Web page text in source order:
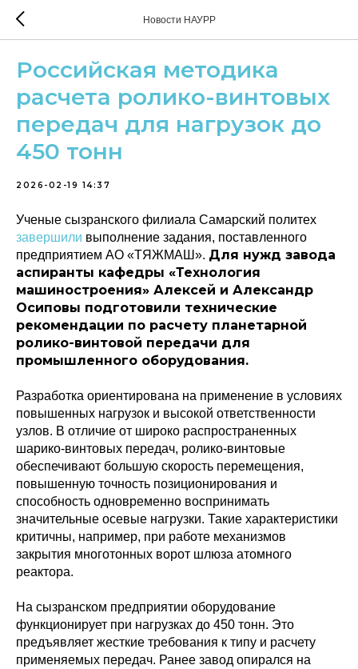
Новости НАУРР
Российская методика
расчета ролико-винтовых
передач для нагрузок до
450 тонн
2026-02-19 14:37
Ученые сызранского филиала Самарский политех
завершили выполнение задания, поставленного
предприятием АО «ТЯЖМАШ». Для нужд завода
аспиранты кафедры «Технология
машиностроения» Алексей и Александр
Осиповы подготовили технические
рекомендации по расчету планетарной
ролико-винтовой передачи для
промышленного оборудования.
Разработка ориентирована на применение в условиях
повышенных нагрузок и высокой ответственности
узлов. В отличие от широко распространенных
шарико-винтовых передач, ролико-винтовые
обеспечивают большую скорость перемещения,
повышенную точность позиционирования и
способность одновременно воспринимать
значительные осевые нагрузки. Такие характеристики
критичны, например, при работе механизмов
закрытия многотонных ворот шлюза атомного
реактора.
На сызранском предприятии оборудование
функционирует при нагрузках до 450 тонн. Это
предъявляет жесткие требования к типу и расчету
применяемых передач. Ранее завод опирался на